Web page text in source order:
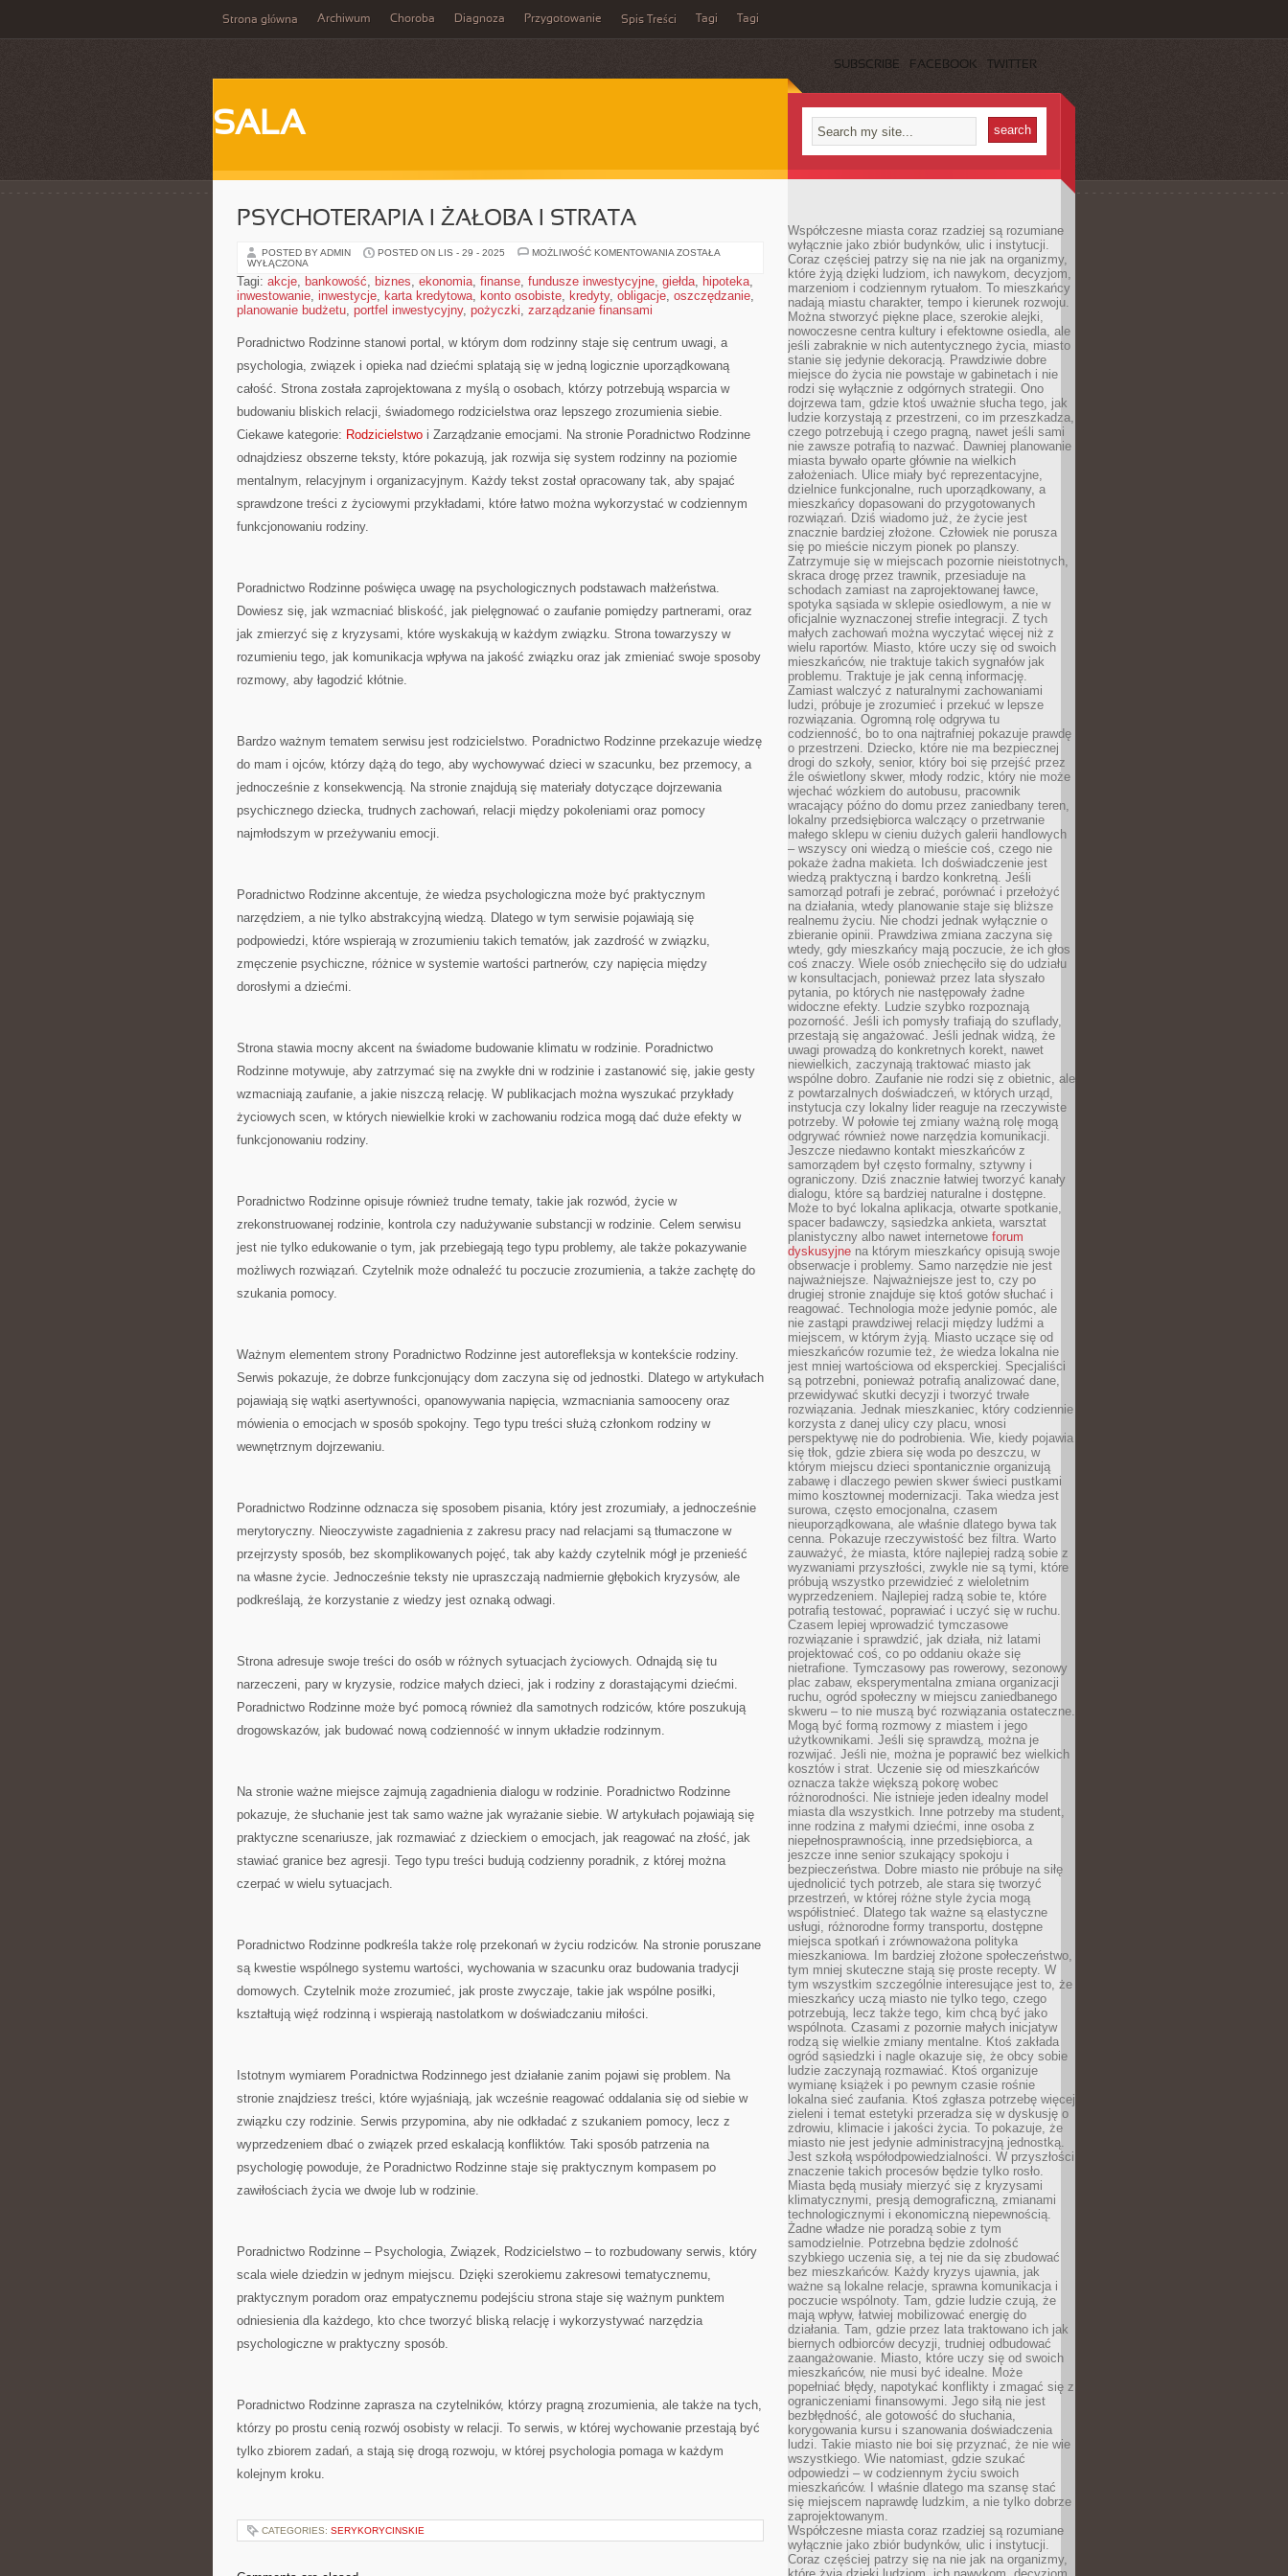
Strona główna Archiwum Choroba Diagnoza Przygotowanie Spis Treści Tagi Tagi
SUBSCRIBE FACEBOOK TWITTER
SALA
PSYCHOTERAPIA I ŻAŁOBA I STRATA
POSTED BY ADMIN POSTED ON LIS - 29 - 2025 MOŻLIWOŚĆ KOMENTOWANIA PSYCHOTERAPIA
I
STRATA
ZOSTAŁA
WYŁĄCZONA
Tagi: akcje, bankowość, biznes, ekonomia, finanse, fundusze inwestycyjne, giełda, hipoteka,
inwestowanie, inwestycje, karta kredytowa, konto osobiste, kredyty, obligacje, oszczędzanie,
planowanie budżetu, portfel inwestycyjny, pożyczki, zarządzanie finansami
Poradnictwo Rodzinne stanowi portal, w którym dom rodzinny staje się centrum uwagi, a
psychologia, związek i opieka nad dziećmi splatają się w jedną logicznie uporządkowaną
całość. Strona została zaprojektowana z myślą o osobach, którzy potrzebują wsparcia w
budowaniu bliskich relacji, świadomego rodzicielstwa oraz lepszego zrozumienia siebie.
Ciekawe kategorie: Rodzicielstwo i Zarządzanie emocjami. Na stronie Poradnictwo Rodzinne
odnajdziesz obszerne teksty, które pokazują, jak rozwija się system rodzinny na poziomie
mentalnym, relacyjnym i organizacyjnym. Każdy tekst został opracowany tak, aby spajać
sprawdzone treści z życiowymi przykładami, które łatwo można wykorzystać w codziennym
funkcjonowaniu rodziny.
Poradnictwo Rodzinne poświęca uwagę na psychologicznych podstawach małżeństwa.
Dowiesz się, jak wzmacniać bliskość, jak pielęgnować o zaufanie pomiędzy partnerami, oraz
jak zmierzyć się z kryzysami, które wyskakują w każdym związku. Strona towarzyszy w
rozumieniu tego, jak komunikacja wpływa na jakość związku oraz jak zmieniać swoje sposoby
rozmowy, aby łagodzić kłótnie.
Bardzo ważnym tematem serwisu jest rodzicielstwo. Poradnictwo Rodzinne przekazuje wiedzę
do mam i ojców, którzy dążą do tego, aby wychowywać dzieci w szacunku, bez przemocy, a
jednocześnie z konsekwencją. Na stronie znajdują się materiały dotyczące dojrzewania
psychicznego dziecka, trudnych zachowań, relacji między pokoleniami oraz pomocy
najmłodszym w przeżywaniu emocji.
Poradnictwo Rodzinne akcentuje, że wiedza psychologiczna może być praktycznym
narzędziem, a nie tylko abstrakcyjną wiedzą. Dlatego w tym serwisie pojawiają się
podpowiedzi, które wspierają w zrozumieniu takich tematów, jak zazdrość w związku,
zmęczenie psychiczne, różnice w systemie wartości partnerów, czy napięcia między
dorosłymi a dziećmi.
Strona stawia mocny akcent na świadome budowanie klimatu w rodzinie. Poradnictwo
Rodzinne motywuje, aby zatrzymać się na zwykłe dni w rodzinie i zastanowić się, jakie gesty
wzmacniają zaufanie, a jakie niszczą relację. W publikacjach można wyszukać przykłady
życiowych scen, w których niewielkie kroki w zachowaniu rodzica mogą dać duże efekty w
funkcjonowaniu rodziny.
Poradnictwo Rodzinne opisuje również trudne tematy, takie jak rozwód, życie w
zrekonstruowanej rodzinie, kontrola czy nadużywanie substancji w rodzinie. Celem serwisu
jest nie tylko edukowanie o tym, jak przebiegają tego typu problemy, ale także pokazywanie
możliwych rozwiązań. Czytelnik może odnaleźć tu poczucie zrozumienia, a także zachętę do
szukania pomocy.
Ważnym elementem strony Poradnictwo Rodzinne jest autorefleksja w kontekście rodziny.
Serwis pokazuje, że dobrze funkcjonujący dom zaczyna się od jednostki. Dlatego w artykułach
pojawiają się wątki asertywności, opanowywania napięcia, wzmacniania samooceny oraz
mówienia o emocjach w sposób spokojny. Tego typu treści służą członkom rodziny w
wewnętrznym dojrzewaniu.
Poradnictwo Rodzinne odznacza się sposobem pisania, który jest zrozumiały, a jednocześnie
merytoryczny. Nieoczywiste zagadnienia z zakresu pracy nad relacjami są tłumaczone w
przejrzysty sposób, bez skomplikowanych pojęć, tak aby każdy czytelnik mógł je przenieść
na własne życie. Jednocześnie teksty nie upraszczają nadmiernie głębokich kryzysów, ale
podkreślają, że korzystanie z wiedzy jest oznaką odwagi.
Strona adresuje swoje treści do osób w różnych sytuacjach życiowych. Odnajdą się tu
narzeczeni, pary w kryzysie, rodzice małych dzieci, jak i rodziny z dorastającymi dziećmi.
Poradnictwo Rodzinne może być pomocą również dla samotnych rodziców, które poszukują
drogowskazów, jak budować nową codzienność w innym układzie rodzinnym.
Na stronie ważne miejsce zajmują zagadnienia dialogu w rodzinie. Poradnictwo Rodzinne
pokazuje, że słuchanie jest tak samo ważne jak wyrażanie siebie. W artykułach pojawiają się
praktyczne scenariusze, jak rozmawiać z dzieckiem o emocjach, jak reagować na złość, jak
stawiać granice bez agresji. Tego typu treści budują codzienny poradnik, z której można
czerpać w wielu sytuacjach.
Poradnictwo Rodzinne podkreśla także rolę przekonań w życiu rodziców. Na stronie poruszane
są kwestie wspólnego systemu wartości, wychowania w szacunku oraz budowania tradycji
domowych. Czytelnik może zrozumieć, jak proste zwyczaje, takie jak wspólne posiłki,
kształtują więź rodzinną i wspierają nastolatkom w doświadczaniu miłości.
Istotnym wymiarem Poradnictwa Rodzinnego jest działanie zanim pojawi się problem. Na
stronie znajdziesz treści, które wyjaśniają, jak wcześnie reagować oddalania się od siebie w
związku czy rodzinie. Serwis przypomina, aby nie odkładać z szukaniem pomocy, lecz z
wyprzedzeniem dbać o związek przed eskalacją konfliktów. Taki sposób patrzenia na
psychologię powoduje, że Poradnictwo Rodzinne staje się praktycznym kompasem po
zawiłościach życia we dwoje lub w rodzinie.
Poradnictwo Rodzinne – Psychologia, Związek, Rodzicielstwo – to rozbudowany serwis, który
scala wiele dziedzin w jednym miejscu. Dzięki szerokiemu zakresowi tematycznemu,
praktycznym poradom oraz empatycznemu podejściu strona staje się ważnym punktem
odniesienia dla każdego, kto chce tworzyć bliską relację i wykorzystywać narzędzia
psychologiczne w praktyczny sposób.
Poradnictwo Rodzinne zaprasza na czytelników, którzy pragną zrozumienia, ale także na tych,
którzy po prostu cenią rozwój osobisty w relacji. To serwis, w której wychowanie przestają być
tylko zbiorem zadań, a stają się drogą rozwoju, w której psychologia pomaga w każdym
kolejnym kroku.
CATEGORIES: SERYKORYCINSKIE
Współczesne miasta coraz rzadziej są rozumiane
wyłącznie jako zbiór budynków, ulic i instytucji.
Coraz częściej patrzy się na nie jak na organizmy,
które żyją dzięki ludziom, ich nawykom, decyzjom,
marzeniom i codziennym rytuałom. To mieszkańcy
nadają miastu charakter, tempo i kierunek rozwoju.
Można stworzyć piękne place, szerokie alejki,
nowoczesne centra kultury i efektowne osiedla, ale
jeśli zabraknie w nich autentycznego życia, miasto
stanie się jedynie dekoracją. Prawdziwie dobre
miejsce do życia nie powstaje w gabinetach i nie
rodzi się wyłącznie z odgórnych strategii. Ono
dojrzewa tam, gdzie ktoś uważnie słucha tego, jak
ludzie korzystają z przestrzeni, co im przeszkadza,
czego potrzebują i czego pragną, nawet jeśli sami
nie zawsze potrafią to nazwać. Dawniej planowanie
miasta bywało oparte głównie na wielkich
założeniach. Ulice miały być reprezentacyjne,
dzielnice funkcjonalne, ruch uporządkowany, a
mieszkańcy dopasowani do przygotowanych
rozwiązań. Dziś wiadomo już, że życie jest
znacznie bardziej złożone. Człowiek nie porusza
się po mieście niczym pionek po planszy.
Zatrzymuje się w miejscach pozornie nieistotnych,
skraca drogę przez trawnik, przesiaduje na
schodach zamiast na zaprojektowanej ławce,
spotyka sąsiada w sklepie osiedlowym, a nie w
oficjalnie wyznaczonej strefie integracji. Z tych
małych zachowań można wyczytać więcej niż z
wielu raportów. Miasto, które uczy się od swoich
mieszkańców, nie traktuje takich sygnałów jak
problemu. Traktuje je jak cenną informację.
Zamiast walczyć z naturalnymi zachowaniami
ludzi, próbuje je zrozumieć i przekuć w lepsze
rozwiązania. Ogromną rolę odgrywa tu
codzienność, bo to ona najtrafniej pokazuje prawdę
o przestrzeni. Dziecko, które nie ma bezpiecznej
drogi do szkoły, senior, który boi się przejść przez
źle oświetlony skwer, młody rodzic, który nie może
wjechać wózkiem do autobusu, pracownik
wracający późno do domu przez zaniedbany teren,
lokalny przedsiębiorca walczący o przetrwanie
małego sklepu w cieniu dużych galerii handlowych
– wszyscy oni wiedzą o mieście coś, czego nie
pokaże żadna makieta. Ich doświadczenie jest
wiedzą praktyczną i bardzo konkretną. Jeśli
samorząd potrafi je zebrać, porównać i przełożyć
na działania, wtedy planowanie staje się bliższe
realnemu życiu. Nie chodzi jednak wyłącznie o
zbieranie opinii. Prawdziwa zmiana zaczyna się
wtedy, gdy mieszkańcy mają poczucie, że ich głos
coś znaczy. Wiele osób zniechęciło się do udziału
w konsultacjach, ponieważ przez lata słyszało
pytania, po których nie następowały żadne
widoczne efekty. Ludzie szybko rozpoznają
pozorność. Jeśli ich pomysły trafiają do szuflady,
przestają się angażować. Jeśli jednak widzą, że
uwagi prowadzą do konkretnych korekt, nawet
niewielkich, zaczynają traktować miasto jak
wspólne dobro. Zaufanie nie rodzi się z obietnic, ale
z powtarzalnych doświadczeń, w których urząd,
instytucja czy lokalny lider reaguje na rzeczywiste
potrzeby. W połowie tej zmiany ważną rolę mogą
odgrywać również nowe narzędzia komunikacji.
Jeszcze niedawno kontakt mieszkańców z
samorządem był często formalny, sztywny i
ograniczony. Dziś znacznie łatwiej tworzyć kanały
dialogu, które są bardziej naturalne i dostępne.
Może to być lokalna aplikacja, otwarte spotkanie,
spacer badawczy, sąsiedzka ankieta, warsztat
planistyczny albo nawet internetowe forum
dyskusyjne na którym mieszkańcy opisują swoje
obserwacje i problemy. Samo narzędzie nie jest
najważniejsze. Najważniejsze jest to, czy po
drugiej stronie znajduje się ktoś gotów słuchać i
reagować. Technologia może jedynie pomóc, ale
nie zastąpi prawdziwej relacji między ludźmi a
miejscem, w którym żyją. Miasto uczące się od
mieszkańców rozumie też, że wiedza lokalna nie
jest mniej wartościowa od eksperckiej. Specjaliści
są potrzebni, ponieważ potrafią analizować dane,
przewidywać skutki decyzji i tworzyć trwałe
rozwiązania. Jednak mieszkaniec, który codziennie
korzysta z danej ulicy czy placu, wnosi
perspektywę nie do podrobienia. Wie, kiedy pojawia
się tłok, gdzie zbiera się woda po deszczu, w
którym miejscu dzieci spontanicznie organizują
zabawę i dlaczego pewien skwer świeci pustkami
mimo kosztownej modernizacji. Taka wiedza jest
surowa, często emocjonalna, czasem
nieuporządkowana, ale właśnie dlatego bywa tak
cenna. Pokazuje rzeczywistość bez filtra. Warto
zauważyć, że miasta, które najlepiej radzą sobie z
wyzwaniami przyszłości, zwykle nie są tymi, które
próbują wszystko przewidzieć z wieloletnim
wyprzedzeniem. Najlepiej radzą sobie te, które
potrafią testować, poprawiać i uczyć się w ruchu.
Czasem lepiej wprowadzić tymczasowe
rozwiązanie i sprawdzić, jak działa, niż latami
projektować coś, co po oddaniu okaże się
nietrafione. Tymczasowy pas rowerowy, sezonowy
plac zabaw, eksperymentalna zmiana organizacji
ruchu, ogród społeczny w miejscu zaniedbanego
skweru – to nie muszą być rozwiązania ostateczne.
Mogą być formą rozmowy z miastem i jego
użytkownikami. Jeśli się sprawdzą, można je
rozwijać. Jeśli nie, można je poprawić bez wielkich
kosztów i strat. Uczenie się od mieszkańców
oznacza także większą pokorę wobec
różnorodności. Nie istnieje jeden idealny model
miasta dla wszystkich. Inne potrzeby ma student,
inne rodzina z małymi dziećmi, inne osoba z
niepełnosprawnością, inne przedsiębiorca, a
jeszcze inne senior szukający spokoju i
bezpieczeństwa. Dobre miasto nie próbuje na siłę
ujednolicić tych potrzeb, ale stara się tworzyć
przestrzeń, w której różne style życia mogą
współistnieć. Dlatego tak ważne są elastyczne
usługi, różnorodne formy transportu, dostępne
miejsca spotkań i zrównoważona polityka
mieszkaniowa. Im bardziej złożone społeczeństwo,
tym mniej skuteczne stają się proste recepty. W
tym wszystkim szczególnie interesujące jest to, że
mieszkańcy uczą miasto nie tylko tego, czego
potrzebują, lecz także tego, kim chcą być jako
wspólnota. Czasami z pozornie małych inicjatyw
rodzą się wielkie zmiany mentalne. Ktoś zakłada
ogród sąsiedzki i nagle okazuje się, że obcy sobie
ludzie zaczynają rozmawiać. Ktoś organizuje
wymianę książek i po pewnym czasie rośnie
lokalna sieć zaufania. Ktoś zgłasza potrzebę więcej
zieleni i temat estetyki przeradza się w dyskusję o
zdrowiu, klimacie i jakości życia. To pokazuje, że
miasto nie jest jedynie administracyjną jednostką.
Jest szkołą współodpowiedzialności. W przyszłości
znaczenie takich procesów będzie tylko rosło.
Miasta będą musiały mierzyć się z kryzysami
klimatycznymi, presją demograficzną, zmianami
technologicznymi i ekonomiczną niepewnością.
Żadne władze nie poradzą sobie z tym
samodzielnie. Potrzebna będzie zdolność
szybkiego uczenia się, a tej nie da się zbudować
bez mieszkańców. Każdy kryzys ujawnia, jak
ważne są lokalne relacje, sprawna komunikacja i
poczucie wspólnoty. Tam, gdzie ludzie czują, że
mają wpływ, łatwiej mobilizować energię do
działania. Tam, gdzie przez lata traktowano ich jak
biernych odbiorców decyzji, trudniej odbudować
zaangażowanie. Miasto, które uczy się od swoich
mieszkańców, nie musi być idealne. Może
popełniać błędy, napotykać konflikty i zmagać się z
ograniczeniami finansowymi. Jego siłą nie jest
bezbłędność, ale gotowość do słuchania,
korygowania kursu i szanowania doświadczenia
ludzi. Takie miasto nie boi się przyznać, że nie wie
wszystkiego. Wie natomiast, gdzie szukać
odpowiedzi – w codziennym życiu swoich
mieszkańców. I właśnie dlatego ma szansę stać
się miejscem naprawdę ludzkim, a nie tylko dobrze
zaprojektowanym.
Współczesne miasta coraz rzadziej są rozumiane
wyłącznie jako zbiór budynków, ulic i instytucji.
Coraz częściej patrzy się na nie jak na organizmy,